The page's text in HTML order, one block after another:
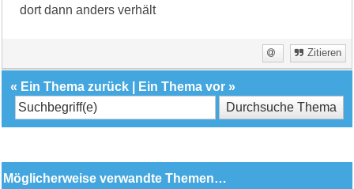
dort dann anders verhält
Zitieren
« Ein Thema zurück Ein Thema vor »
Möglicherweise verwandte Themen…